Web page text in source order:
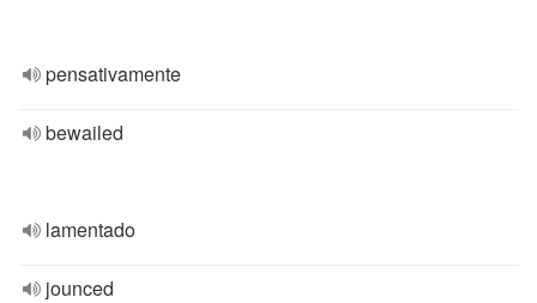
pensativamente
bewailed
lamentado
jounced